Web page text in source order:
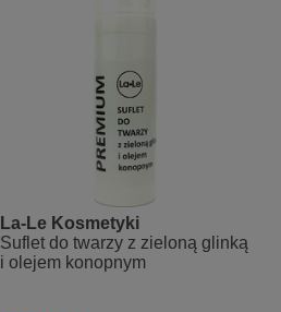
La-Le Kosmetyki
Suflet do twarzy z zieloną glinką
i olejem konopnym